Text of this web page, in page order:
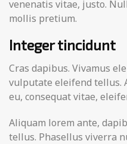
venenatis vitae, justo.
mollis pretium.
Integer tincidunt
Cras dapibus. Vivamus
vulputate eleifend tellus.
eu, consequat vitae,
Aliquam lorem ante,
tellus. Phasellus viverra